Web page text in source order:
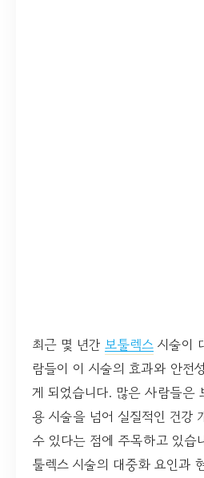
최근 몇 년간 보툴렉스 시술이
람들이 이 시술의 효과와 안전
게 되었습니다. 많은 사람들은
용 시술을 넘어 실질적인 건강
수 있다는 점에 주목하고 있습
툴렉스 시술의 대중화 요인과